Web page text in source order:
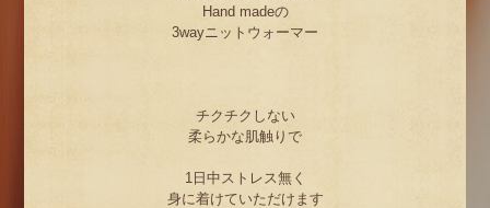
Hand madeの
3wayニットウォーマー
チクチクしない
柔らかな肌触りで
1日中ストレス無く
身に着けていただけます